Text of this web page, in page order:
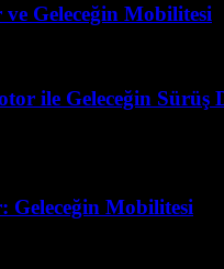
Geleceğin Mobilitesi
ile Geleceğin Sürüş
Mobilitesi